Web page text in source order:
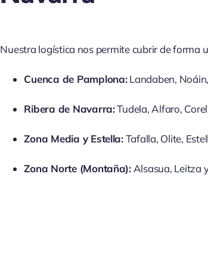
Nuestra logística nos permite cubrir de forma
Cuenca de Pamplona:Landaben,
Ribera de Navarra:Tudela, Alfaro,
Zona Media y Estella:Tafalla, Olite,
Zona Norte (Montaña):Alsasua, Leitza